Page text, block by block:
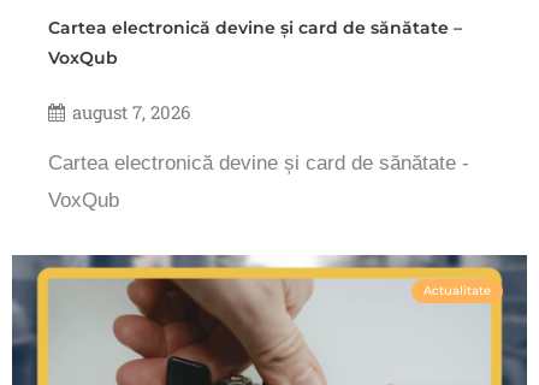
Cartea electronică devine și card de sănătate –
VoxQub
august 7, 2026
Cartea electronică devine și card de sănătate -
VoxQub
Actualitate